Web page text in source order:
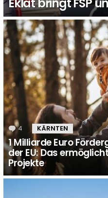
4 Kommentare
KÄRNTEN
1 Milliarde Euro
der EU: Das
Projekte